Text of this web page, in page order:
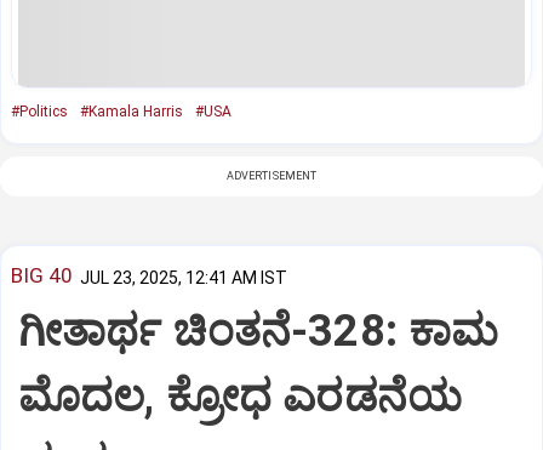
#Politics #Kamala Harris #USA
ADVERTISEMENT
BIG 40 JUL 23, 2025, 12:41 AM IST
ಗೀತಾರ್ಥ ಚಿಂತನೆ-328: ಕಾಮ
ಮೊದಲ, ಕ್ರೋಧ ಎರಡನೆಯ